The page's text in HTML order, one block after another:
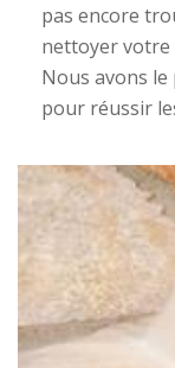
pas encore
nettoyer votre
Nous avons
pour réussir